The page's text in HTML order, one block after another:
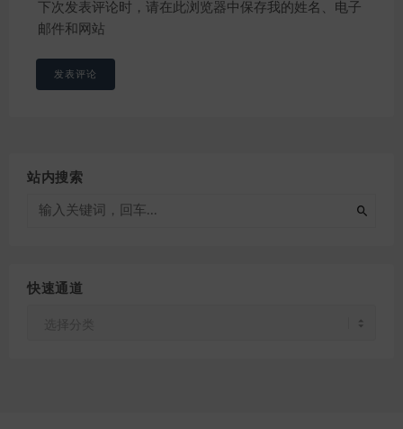
下次发表评论时，请在此浏览器中保存我的姓名、电子
邮件和网站
站内搜索
快速通道